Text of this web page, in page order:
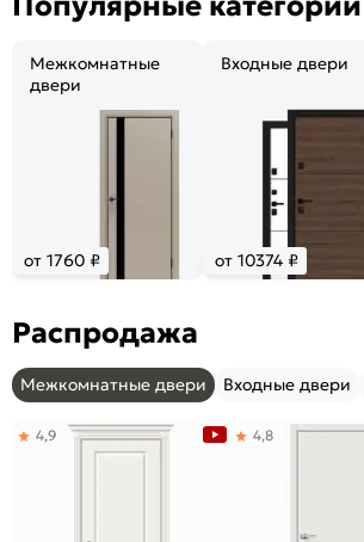
Межкомнатные
двери
от 1760 ₽
Входные двери
от 10374 ₽
Распродажа
Межкомнатные двери Входные двери
4,9 4,8